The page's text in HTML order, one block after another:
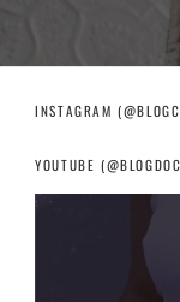
INSTAGRAM
YOUTUBE